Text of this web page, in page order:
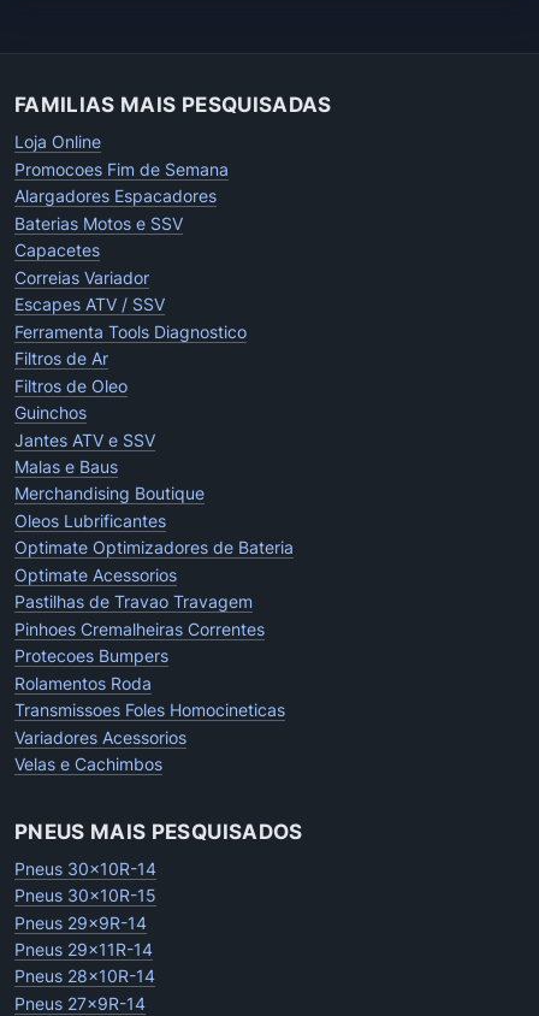
FAMILIAS MAIS PESQUISADAS
Loja Online
Promocoes Fim de Semana
Alargadores Espacadores
Baterias Motos e SSV
Capacetes
Correias Variador
Escapes ATV / SSV
Ferramenta Tools Diagnostico
Filtros de Ar
Filtros de Oleo
Guinchos
Jantes ATV e SSV
Malas e Baus
Merchandising Boutique
Oleos Lubrificantes
Optimate Optimizadores de Bateria
Optimate Acessorios
Pastilhas de Travao Travagem
Pinhoes Cremalheiras Correntes
Protecoes Bumpers
Rolamentos Roda
Transmissoes Foles Homocineticas
Variadores Acessorios
Velas e Cachimbos
PNEUS MAIS PESQUISADOS
Pneus 30x10R-14
Pneus 30x10R-15
Pneus 29x9R-14
Pneus 29x11R-14
Pneus 28x10R-14
Pneus 27x9R-14